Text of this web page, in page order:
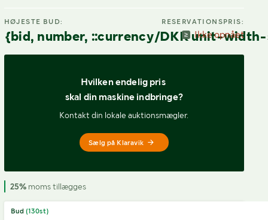
HØJESTE BUD:
{bid, number, ::currency/DKK unit-
RESERVATIONSPRIS:
Ikke opnået
Hvilken endelig pris
skal din maskine indbringe?
Kontakt din lokale auktionsmægler.
Sælg på Klaravik
25%moms tillægges
Bud (130st)